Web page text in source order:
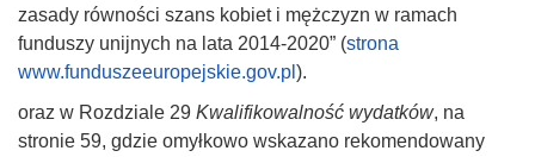
zasady równości szans kobiet i mężczyzn w ramach
funduszy unijnych na lata 2014-2020” (strona
www.funduszeeuropejskie.gov.pl ).
oraz w Rozdziale 29 Kwalifikowalność wydatków, na
stronie 59, gdzie omyłkowo wskazano rekomendowany